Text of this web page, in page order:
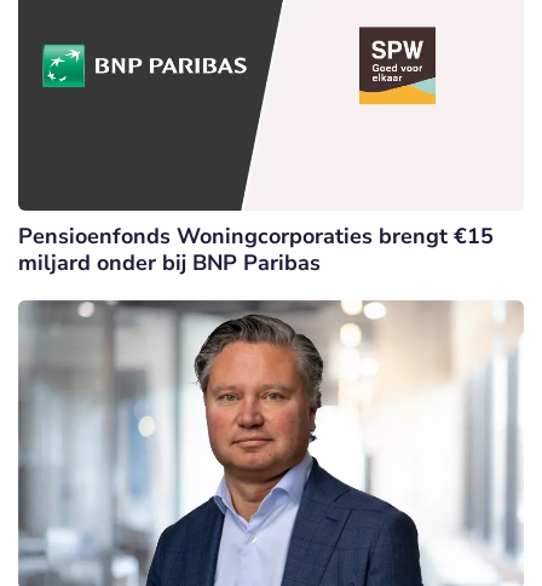
Pensioenfonds Woningcorporaties brengt €15
miljard onder bij BNP Paribas